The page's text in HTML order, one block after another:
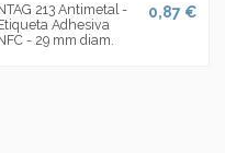
213 Antimetal -
Adhesiva
- 29 mm diam.
0,87 €